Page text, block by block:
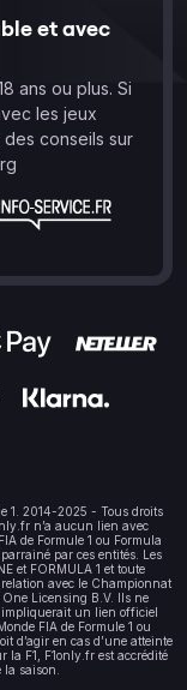
et avec
ans ou plus. Si
les jeux
conseils sur
1. 2014-2025 - Tous droits
n’a aucun lien avec
de Formule 1 ou Formula
par ces entités. Les
et FORMULA 1 et toute
avec le Championnat
Licensing B.V. Ils ne
impliquerait un lien officiel
FIA de Formule 1 ou
d’agir en cas d’une atteinte
la F1, F1only.fr est accrédité
saison.